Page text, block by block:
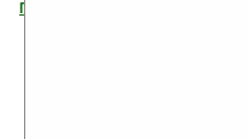
Помогите Ладошкам стать